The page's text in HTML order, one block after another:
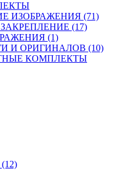
ИЗОБРАЖЕНИЯ (71)
(17)
(1)
И ОРИГИНАЛОВ (10)
КОМПЛЕКТЫ